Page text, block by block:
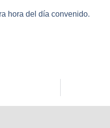
hora del día convenido.